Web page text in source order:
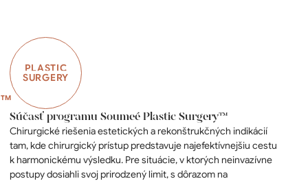
PLASTIC
SURGERY
Súčasť programu Soumeé Plastic Surgery™
Chirurgické riešenia estetických a rekonštrukčných indikácií
tam, kde chirurgický prístup predstavuje najefektívnejšiu cestu
k harmonickému výsledku. Pre situácie, v ktorých neinvazívne
postupy dosiahli svoj prirodzený limit, s dôrazom na